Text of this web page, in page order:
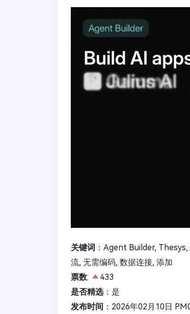
关键词 ：Agent Builder,
流, 无需编码, 数据连接, 添加
票数:
433
是否精选：是
发布时间 ：2026年02月10日